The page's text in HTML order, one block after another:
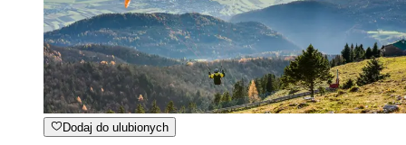
Dodaj do ulubionych